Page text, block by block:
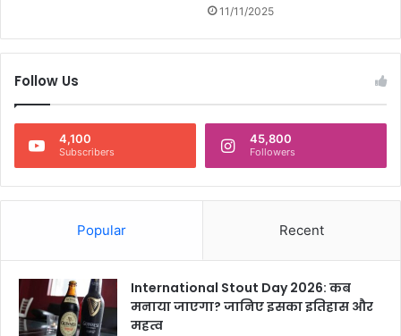
11/11/2025
Follow Us
4,100
Subscribers
45,800
Followers
Popular Recent
International Stout Day 2026: कब
मनाया जाएगा? जानिए इसका इतिहास और
महत्व